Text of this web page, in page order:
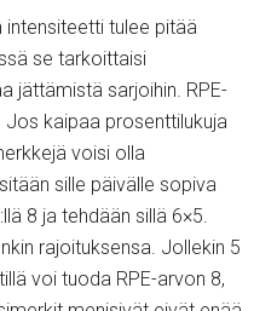
intensiteetti tulee pitää
se tarkoittaisi
jättämistä sarjoihin. RPE-
Jos kaipaa prosenttilukuja
voisi olla
sille päivälle sopiva
8 ja tehdään sillä 6×5.
rajoituksensa. Jollekin 5
voi tuoda RPE-arvon 8,